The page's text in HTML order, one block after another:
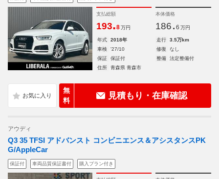
支払総額
193.8 万円
本体価格
186. 6 万円
年式 2018年 走行
3.5万km
車検
'27/10 修復
なし
保証
保証付 整備
法定整備付
住所
青森県 青森市
無
料
見積もり・在庫確認
アウディ
Q3 35 TFSI アドバンスト コンビニエンス＆アシスタンスPK
G/AppleCar
保証付 車両品質保証書付 購入プラン付き